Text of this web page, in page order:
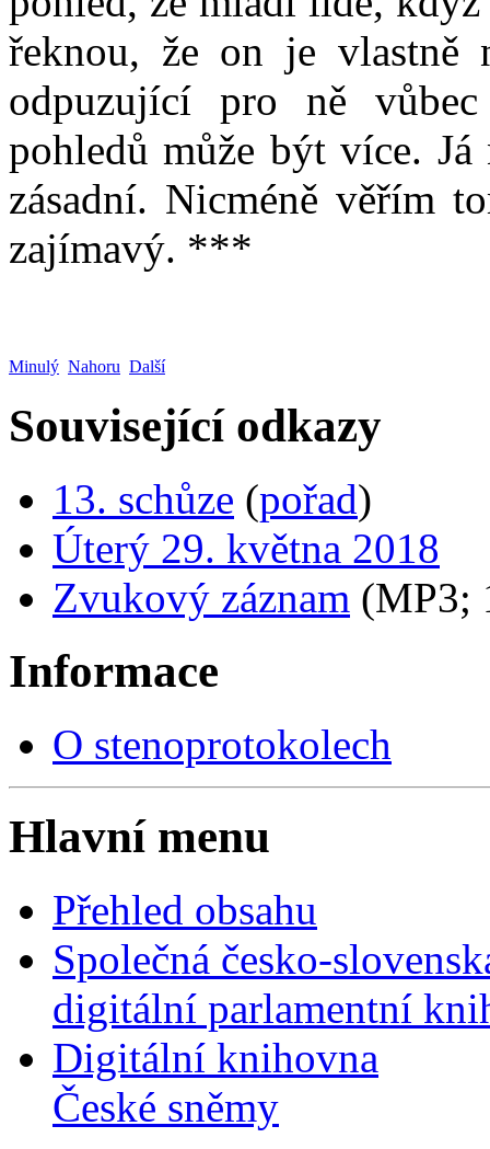
řeknou, že on je vlastně
odpuzující pro ně
pohledů může být více.
zásadní. Nicméně věřím
zajímavý. ***
Minulý Nahoru Další
Související odkazy
13. schůze (pořad)
Úterý 29. května 2018
Zvukový záznam (MP3;
Informace
O stenoprotokolech
Hlavní menu
Přehled obsahu
Společná česko-
digitální parlamentní
Digitální knihovna
České sněmy